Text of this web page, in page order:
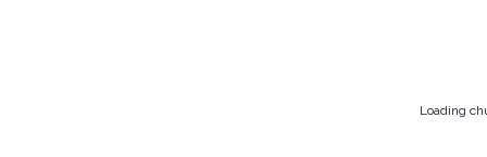
Loading